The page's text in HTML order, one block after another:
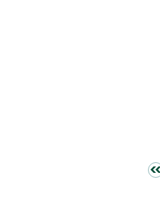
<<